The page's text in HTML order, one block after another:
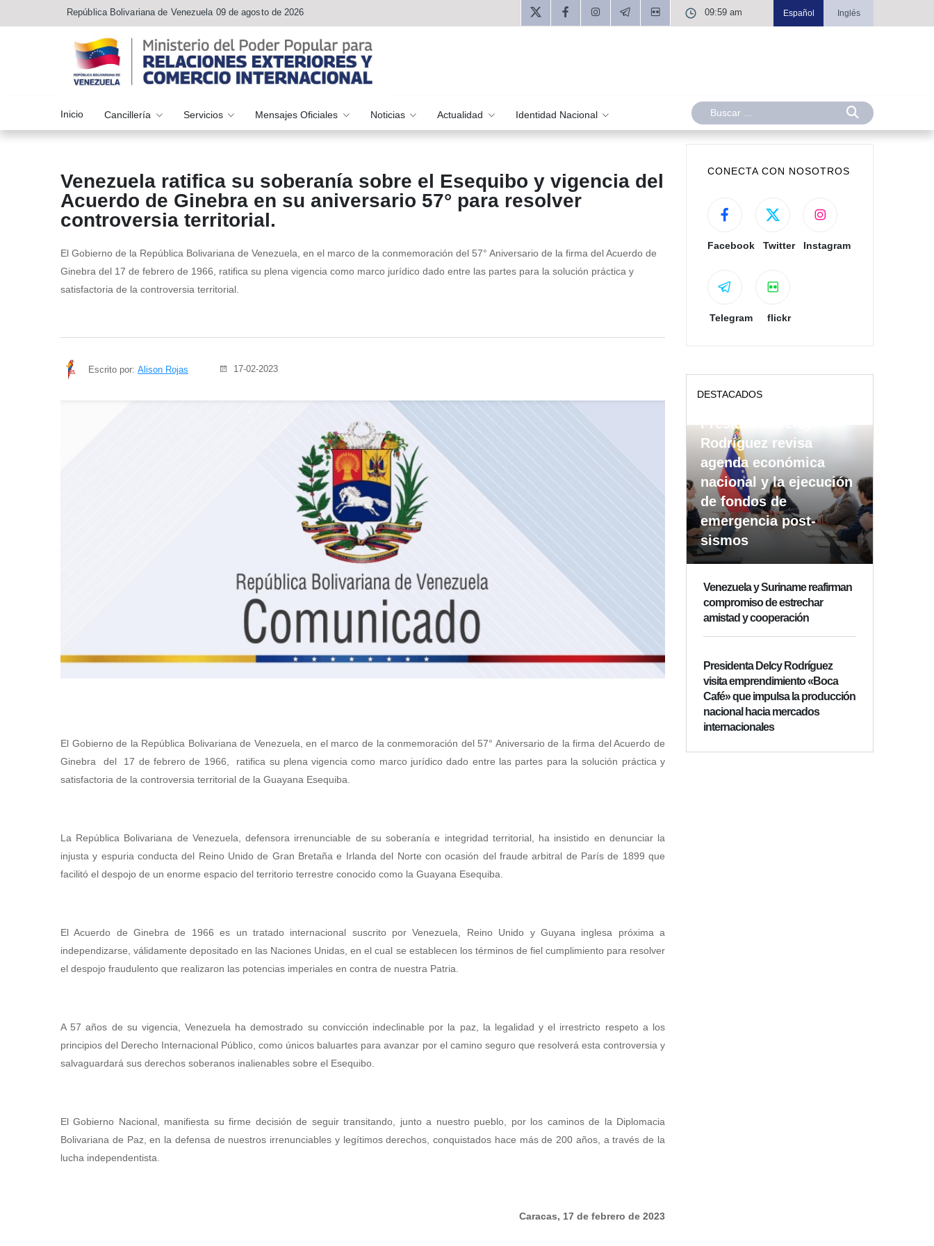
República Bolivariana de Venezuela 09 de agosto de 2026 09:59 am Español Inglés
Inicio Cancillería Servicios Mensajes Oficiales Noticias Actualidad Identidad Nacional
Venezuela ratifica su soberanía sobre el Esequibo y vigencia del
Acuerdo de Ginebra en su aniversario 57° para resolver
controversia territorial.
El Gobierno de la República Bolivariana de Venezuela, en el marco de la conmemoración del 57° Aniversario de la firma del Acuerdo de
Ginebra del 17 de febrero de 1966, ratifica su plena vigencia como marco jurídico dado entre las partes para la solución práctica y
satisfactoria de la controversia territorial.
Escrito por: Alison Rojas 17-02-2023
El Gobierno de la República Bolivariana de Venezuela, en el marco de la conmemoración del 57° Aniversario de la firma del Acuerdo de
Ginebra del 17 de febrero de 1966, ratifica su plena vigencia como marco jurídico dado entre las partes para la solución práctica y
satisfactoria de la controversia territorial de la Guayana Esequiba.
La República Bolivariana de Venezuela, defensora irrenunciable de su soberanía e integridad territorial, ha insistido en denunciar la
injusta y espuria conducta del Reino Unido de Gran Bretaña e Irlanda del Norte con ocasión del fraude arbitral de París de 1899 que
facilitó el despojo de un enorme espacio del territorio terrestre conocido como la Guayana Esequiba.
El Acuerdo de Ginebra de 1966 es un tratado internacional suscrito por Venezuela, Reino Unido y Guyana inglesa próxima a
independizarse, válidamente depositado en las Naciones Unidas, en el cual se establecen los términos de fiel cumplimiento para resolver
el despojo fraudulento que realizaron las potencias imperiales en contra de nuestra Patria.
A 57 años de su vigencia, Venezuela ha demostrado su convicción indeclinable por la paz, la legalidad y el irrestricto respeto a los
principios del Derecho Internacional Público, como únicos baluartes para avanzar por el camino seguro que resolverá esta controversia y
salvaguardará sus derechos soberanos inalienables sobre el Esequibo.
El Gobierno Nacional, manifiesta su firme decisión de seguir transitando, junto a nuestro pueblo, por los caminos de la Diplomacia
Bolivariana de Paz, en la defensa de nuestros irrenunciables y legítimos derechos, conquistados hace más de 200 años, a través de la
lucha independentista.
Caracas, 17 de febrero de 2023
CONECTA CON NOSOTROS
Facebook Twitter Instagram
Telegram flickr
DESTACADOS
Presidenta Delcy
Rodríguez revisa
agenda económica
nacional y la ejecución
de fondos de
emergencia post-
sismos
Venezuela y Suriname reafirman
compromiso de estrechar
amistad y cooperación
Presidenta Delcy Rodríguez
visita emprendimiento «Boca
Café» que impulsa la producción
nacional hacia mercados
internacionales